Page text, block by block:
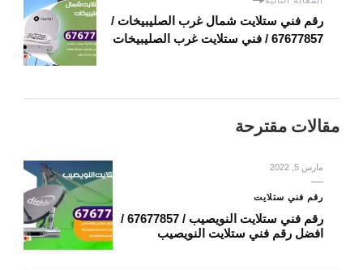
رقم فني ستلايت شمال غرب الصليبيخات /
67677857 / فني ستلايت غرب الصليبيخات
مقالات مقترحة
مارس 5, 2022
رقم فني ستلايت
رقم فني ستلايت النويصيب / 67677857 /
افضل رقم فني ستلايت النويصيب